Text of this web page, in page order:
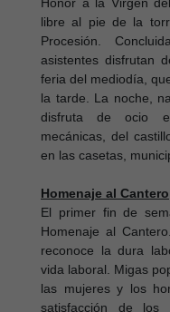
libre al pie de la
Procesión.
asistentes disfrutan
feria del mediodía,
la tarde. La noche,
disfruta de ocio
mecánicas, del
en las casetas,
Homenaje al Cantero
El primer fin de
Homenaje al
reconoce la dura
vida laboral. Migas
las mujeres y los
satisfacción de los